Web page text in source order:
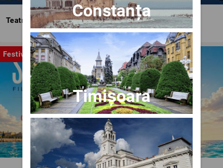
Teatrul Bulandra
Festival
Constanța
Timișoara